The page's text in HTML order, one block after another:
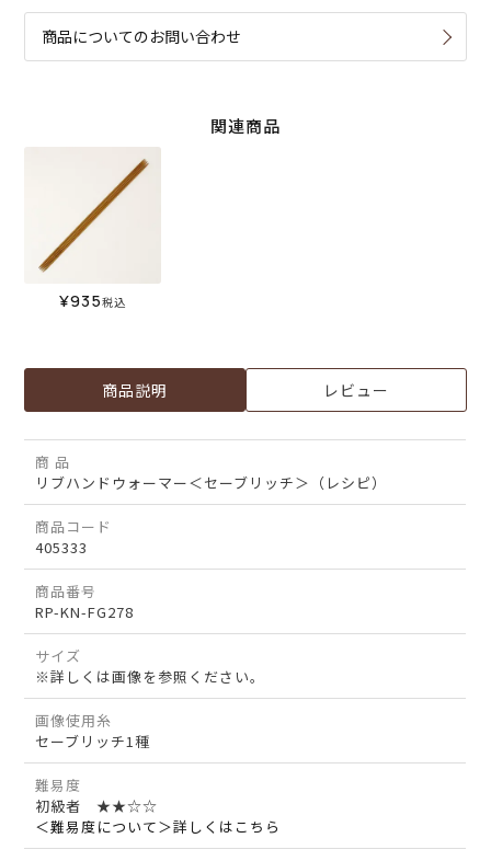
商品についてのお問い合わせ
関連商品
¥935税込
商品説明 レビュー
商 品
リブハンドウォーマー＜セーブリッチ＞（レシピ）
商品コード
405333
商品番号
RP-KN-FG278
サイズ
※詳しくは画像を参照ください。
画像使用糸
セーブリッチ1種
難易度
初級者 ★★☆☆
＜難易度について＞詳しくはこちら